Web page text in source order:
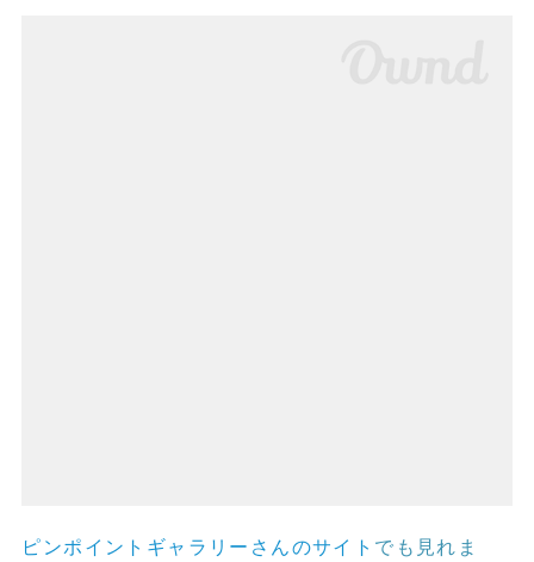
ピンポイントギャラリーさんのサイト でも見れま